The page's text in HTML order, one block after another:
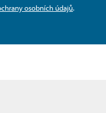
osobních údajů.